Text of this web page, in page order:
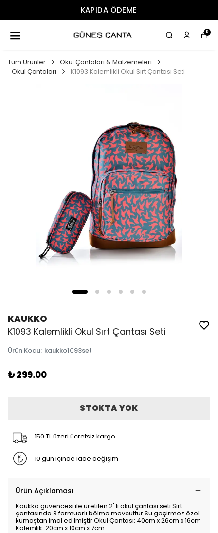
KAPIDA ÖDEME
0
Tüm Ürünler
Okul Çantaları & Malzemeleri
Okul Çantaları
K1093 Kalemlikli Okul Sırt Çantası Seti
KAUKKO
K1093 Kalemlikli Okul Sırt Çantası Seti
Ürün Kodu: kaukko1093set
₺ 299.00
STOKTA YOK
150 TL üzeri ücretsiz kargo
10 gün içinde iade değişim
Ürün Açıklaması
Kaukko güvencesi ile üretilen 2' li okul çantası seti Sırt
çantasında 3 fermuarlı bölme mevcuttur Su geçirmez özel
kumaştan imal edilmiştir Okul Çantası: 40cm x 26cm x 16cm
Kalemlik: 20cm x 10cm x 7cm